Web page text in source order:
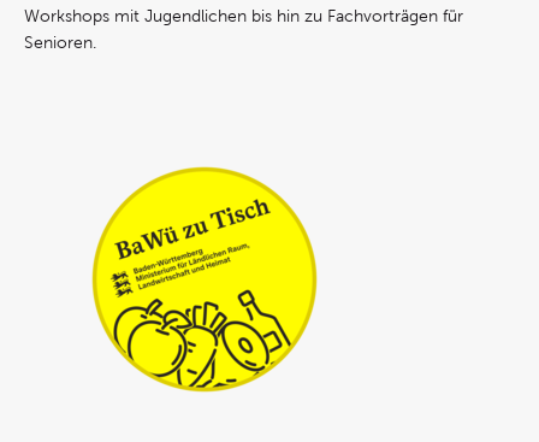
Workshops mit Jugendlichen bis hin zu Fachvorträgen für
Senioren.